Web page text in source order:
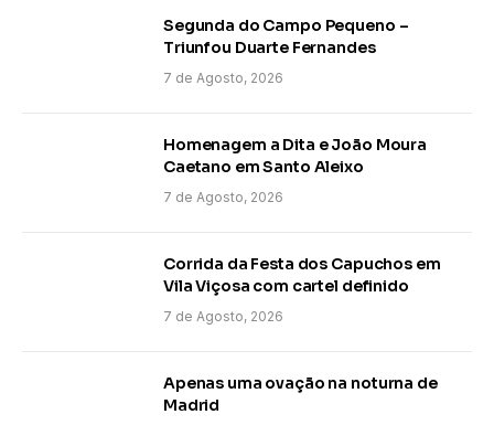
Segunda do Campo Pequeno –
Triunfou Duarte Fernandes
7 de Agosto, 2026
Homenagem a Dita e João Moura
Caetano em Santo Aleixo
7 de Agosto, 2026
Corrida da Festa dos Capuchos em
Vila Viçosa com cartel definido
7 de Agosto, 2026
Apenas uma ovação na noturna de
Madrid